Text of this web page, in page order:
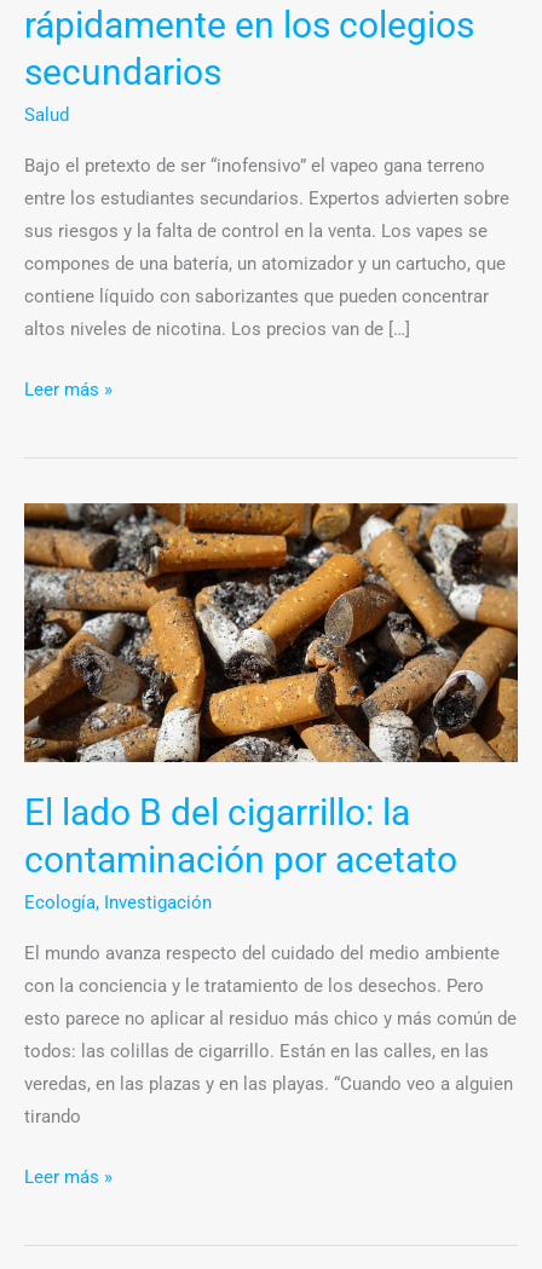
rápidamente en los colegios
secundarios
Salud
Bajo el pretexto de ser “inofensivo” el vapeo gana terreno
entre los estudiantes secundarios. Expertos advierten sobre
sus riesgos y la falta de control en la venta. Los vapes se
compones de una batería, un atomizador y un cartucho, que
contiene líquido con saborizantes que pueden concentrar
altos niveles de nicotina. Los precios van de […]
Leer más »
El lado B del cigarrillo: la
contaminación por acetato
Ecología, Investigación
El mundo avanza respecto del cuidado del medio ambiente
con la conciencia y le tratamiento de los desechos. Pero
esto parece no aplicar al residuo más chico y más común de
todos: las colillas de cigarrillo. Están en las calles, en las
veredas, en las plazas y en las playas. “Cuando veo a alguien
tirando
El
lado
B
del
cigarrillo:
la
contaminación
por
Leer más »